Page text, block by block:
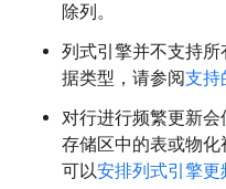
除列。
列式引擎并不支持
据类型，请参阅支持
对行进行频繁更新
存储区中的表或物
可以安排列式引擎更